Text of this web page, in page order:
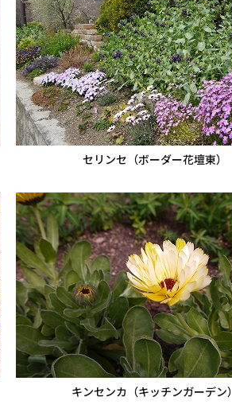
セリンセ（ボーダー花壇東）
キンセンカ（キッチンガーデン）